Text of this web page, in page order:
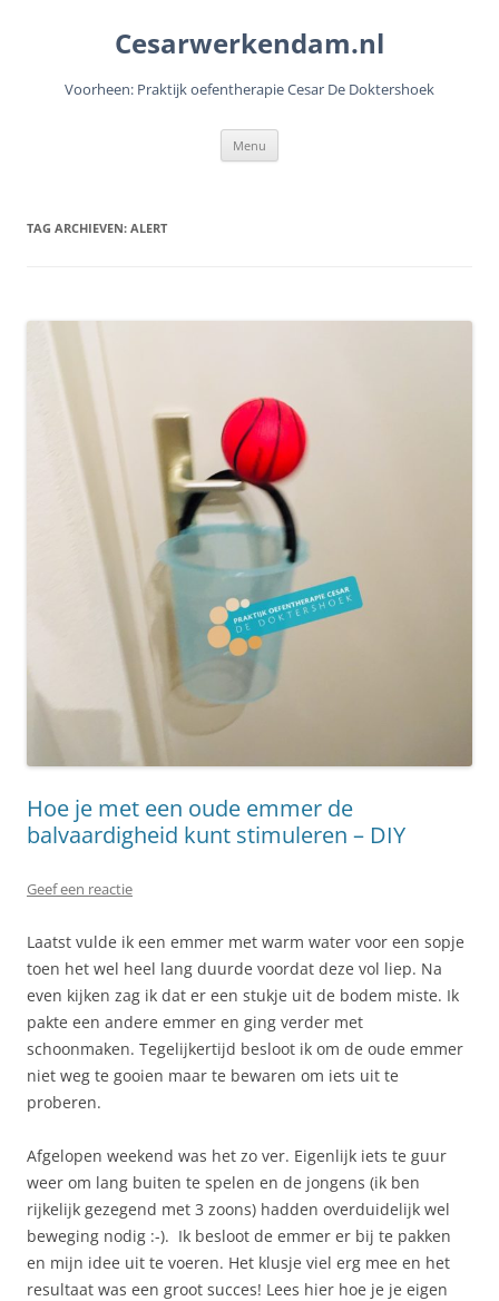
Cesarwerkendam.nl
Voorheen: Praktijk oefentherapie Cesar De Doktershoek
Menu
TAG ARCHIEVEN: ALERT
Hoe je met een oude emmer de
balvaardigheid kunt stimuleren – DIY
Geef een reactie
Laatst vulde ik een emmer met warm water voor een sopje
toen het wel heel lang duurde voordat deze vol liep. Na
even kijken zag ik dat er een stukje uit de bodem miste. Ik
pakte een andere emmer en ging verder met
schoonmaken. Tegelijkertijd besloot ik om de oude emmer
niet weg te gooien maar te bewaren om iets uit te
proberen.
Afgelopen weekend was het zo ver. Eigenlijk iets te guur
weer om lang buiten te spelen en de jongens (ik ben
rijkelijk gezegend met 3 zoons) hadden overduidelijk wel
beweging nodig :-). Ik besloot de emmer er bij te pakken
en mijn idee uit te voeren. Het klusje viel erg mee en het
resultaat was een groot succes! Lees hier hoe je je eigen